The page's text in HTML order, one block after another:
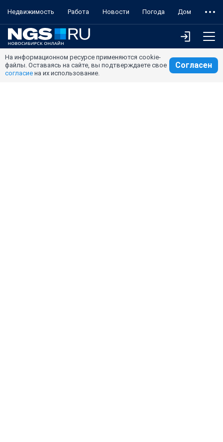
Недвижимость Работа Новости Погода Дом
На информационном ресурсе применяются cookie-
файлы. Оставаясь на сайте, вы подтверждаете свое
согласие на их использование.
Согласен